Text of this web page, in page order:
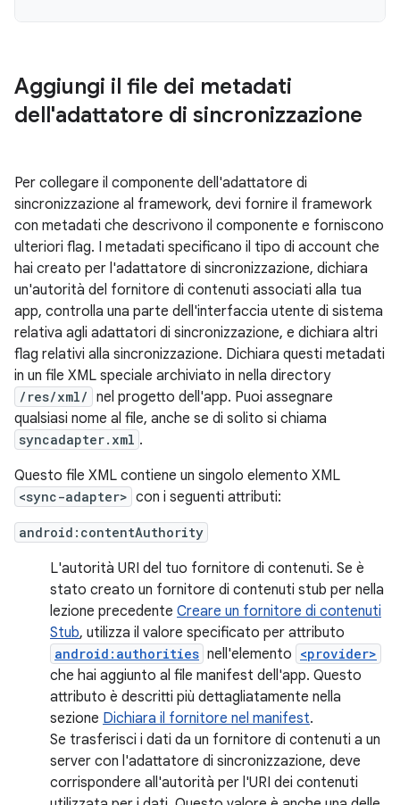
Aggiungi il file dei metadati
dell'adattatore di sincronizzazione
Per collegare il componente dell'adattatore di
sincronizzazione al framework, devi fornire il framework
con metadati che descrivono il componente e forniscono
ulteriori flag. I metadati specificano il tipo di account che
hai creato per l'adattatore di sincronizzazione, dichiara
un'autorità del fornitore di contenuti associati alla tua
app, controlla una parte dell'interfaccia utente di sistema
relativa agli adattatori di sincronizzazione, e dichiara altri
flag relativi alla sincronizzazione. Dichiara questi metadati
in un file XML speciale archiviato in nella directory
/res/xml/ nel progetto dell'app. Puoi assegnare
qualsiasi nome al file, anche se di solito si chiama
syncadapter.xml .
Questo file XML contiene un singolo elemento XML
<sync-adapter> con i seguenti attributi:
android:contentAuthority
L'autorità URI del tuo fornitore di contenuti. Se è
stato creato un fornitore di contenuti stub per nella
lezione precedente Creare un fornitore di contenuti
Stub, utilizza il valore specificato per attributo
android:authorities nell'elemento <provider>
che hai aggiunto al file manifest dell'app. Questo
attributo è descritti più dettagliatamente nella
sezione Dichiara il fornitore nel manifest.
Se trasferisci i dati da un fornitore di contenuti a un
server con l'adattatore di sincronizzazione, deve
corrispondere all'autorità per l'URI dei contenuti